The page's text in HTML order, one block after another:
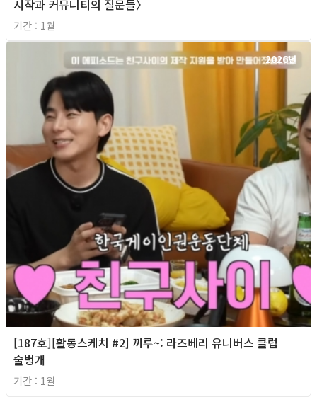
시작과 커뮤니티의 질문들〉
기간 : 1월
2026년
[187호][활동스케치 #2] 끼루~: 라즈베리 유니버스 클럽
술벙개
기간 : 1월